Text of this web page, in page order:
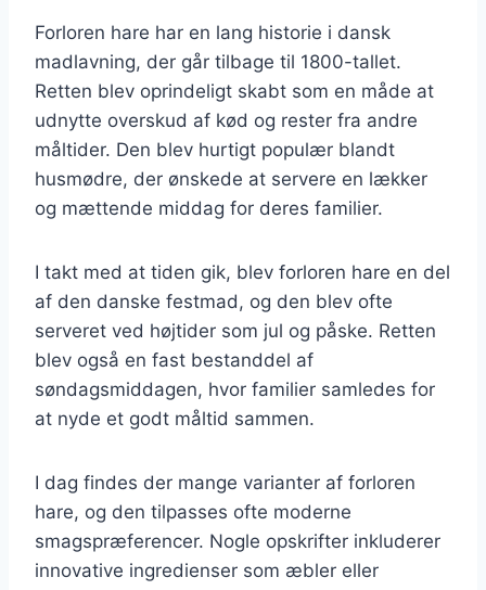
Forloren hare har en lang historie i dansk
madlavning, der går tilbage til 1800-tallet.
Retten blev oprindeligt skabt som en måde at
udnytte overskud af kød og rester fra andre
måltider. Den blev hurtigt populær blandt
husmødre, der ønskede at servere en lækker
og mættende middag for deres familier.
I takt med at tiden gik, blev forloren hare en del
af den danske festmad, og den blev ofte
serveret ved højtider som jul og påske. Retten
blev også en fast bestanddel af
søndagsmiddagen, hvor familier samledes for
at nyde et godt måltid sammen.
I dag findes der mange varianter af forloren
hare, og den tilpasses ofte moderne
smagspræferencer. Nogle opskrifter inkluderer
innovative ingredienser som æbler eller